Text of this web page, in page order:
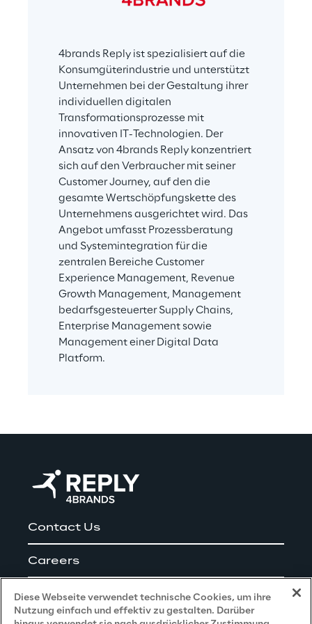
4brands Reply ist spezialisiert auf die
Konsumgüterindustrie und unterstützt
Unternehmen bei der Gestaltung ihrer
individuellen digitalen
Transformationsprozesse mit
innovativen IT-Technologien. Der
Ansatz von 4brands Reply konzentriert
sich auf den Verbraucher mit seiner
Customer Journey, auf den die
gesamte Wertschöpfungskette des
Unternehmens ausgerichtet wird. Das
Angebot umfasst Prozessberatung
und Systemintegration für die
zentralen Bereiche Customer
Experience Management, Revenue
Growth Management, Management
bedarfsgesteuerter Supply Chains,
Enterprise Management sowie
Management einer Digital Data
Platform.
Contact Us
Careers
Impressum
Diese Webseite verwendet technische Cookies, um ihre
Nutzung einfach und effektiv zu gestalten. Darüber